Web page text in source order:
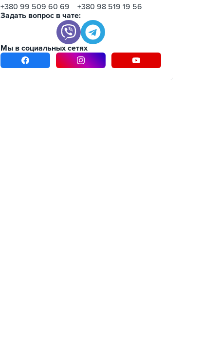
+380 99 509 60 69
+380 98 519 19 56
Задать вопрос в чате:
Мы в социальных сетях